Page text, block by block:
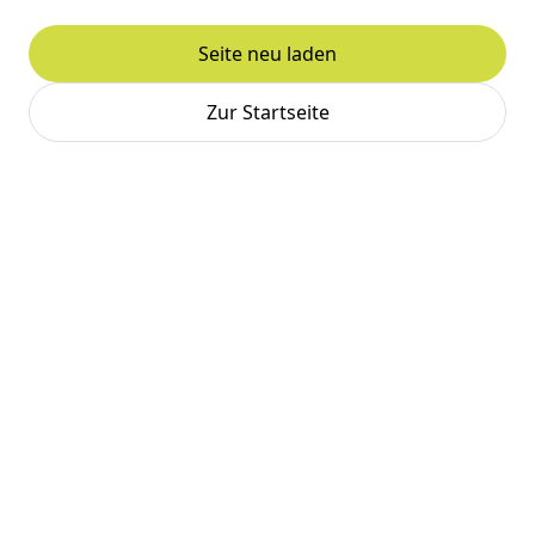
Seite neu laden
Zur Startseite